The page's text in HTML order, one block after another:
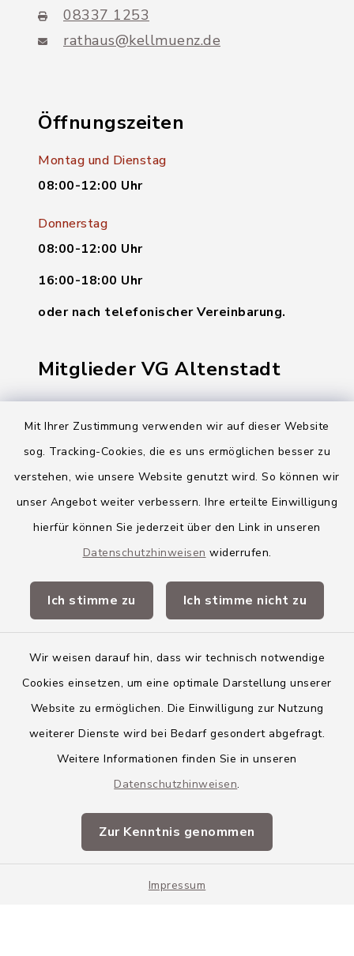
Mit Ihrer Zustimmung verwenden wir auf dieser Website
sog. Tracking-Cookies, die es uns ermöglichen besser zu
verstehen, wie unsere Website genutzt wird. So können wir
unser Angebot weiter verbessern. Ihre erteilte Einwilligung
hierfür können Sie jederzeit über den Link in unseren
Datenschutzhinweisen widerrufen.
Ich stimme zu Ich stimme nicht zu
Wir weisen darauf hin, dass wir technisch notwendige
Cookies einsetzen, um eine optimale Darstellung unserer
Website zu ermöglichen. Die Einwilligung zur Nutzung
weiterer Dienste wird bei Bedarf gesondert abgefragt.
Weitere Informationen finden Sie in unseren
Datenschutzhinweisen.
Zur Kenntnis genommen
Impressum
08337 1253
rathaus@kellmuenz.de
Öffnungszeiten
Montag und Dienstag
08:00-12:00 Uhr
Donnerstag
08:00-12:00 Uhr
16:00-18:00 Uhr
oder nach telefonischer Vereinbarung.
Mitglieder VG Altenstadt
Markt Altenstadt
Gemeinde Osterberg
VG Altenstadt
Landkreis Neu-Ulm
Barrierefreiheit
Impressum
Sitemap